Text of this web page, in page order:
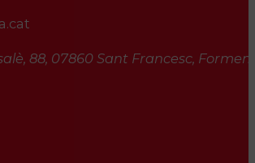
88, 07860 Sant Francesc,